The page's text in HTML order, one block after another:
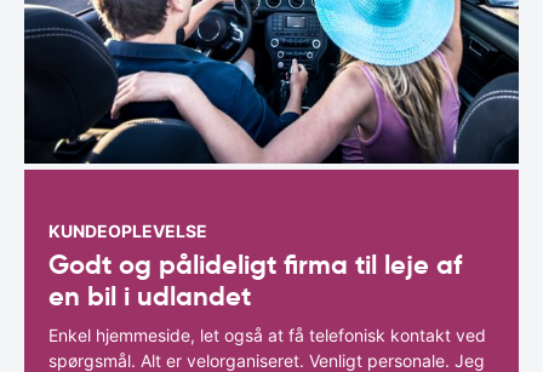
KUNDEOPLEVELSE
Godt og pålideligt firma til leje af
en bil i udlandet
Enkel hjemmeside, let også at få telefonisk kontakt ved
spørgsmål. Alt er velorganiseret. Venligt personale. Jeg